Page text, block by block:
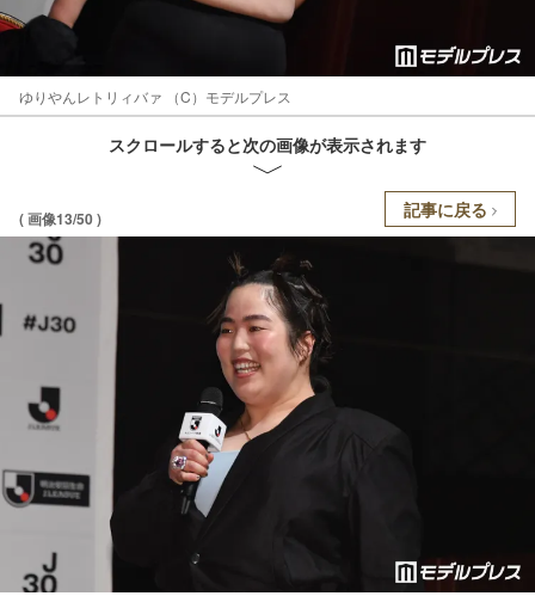
ゆりやんレトリィバァ （C）モデルプレス
スクロールすると次の画像が表示されます
( 画像13/50 ) 記事に戻る